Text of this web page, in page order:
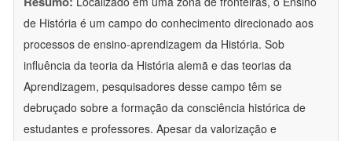
de História é um campo do conhecimento direcionado aos
processos de ensino-aprendizagem da História. Sob
influência da teoria da História alemã e das teorias da
Aprendizagem, pesquisadores desse campo têm se
debruçado sobre a formação da consciência histórica de
estudantes e professores. Apesar da valorização e